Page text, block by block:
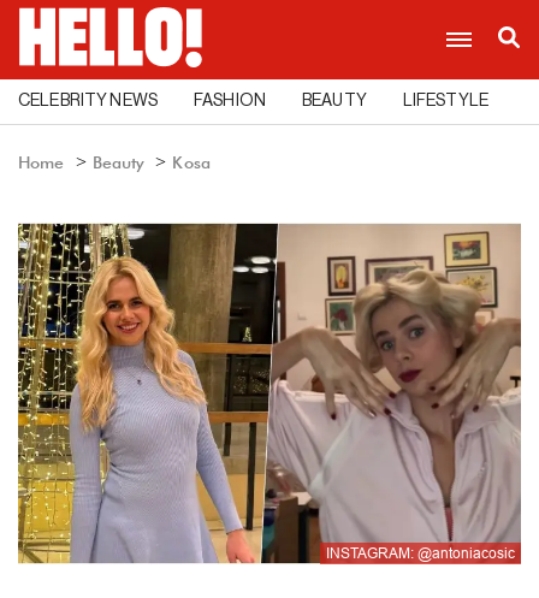
CELEBRITY NEWS FASHION BEAUTY LIFESTYLE
Home Beauty Kosa
INSTAGRAM: @antoniacosic